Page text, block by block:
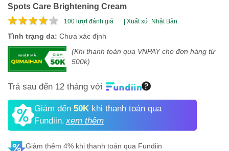
Spots Care Brightening Cream
100 lượt đánh giá | Xuất xứ: Nhật Bản
Tình trạng da: Chưa xác định
(Khi thanh toán qua VNPAY cho đơn hàng từ
500k)
Trả sau đến 12 tháng với
Giảm đến 50K khi thanh toán qua
Fundiin.xem thêm
Giảm thêm 4% khi thanh toán qua Fundiin